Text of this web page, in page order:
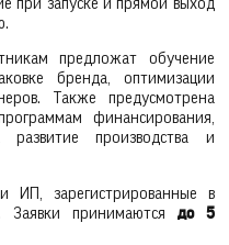
при запуске и прямой выход
предложат обучение
бренда, оптимизации
Также предусмотрена
финансирования,
производства и
ИП, зарегистрированные в
Заявки принимаютсядо 5